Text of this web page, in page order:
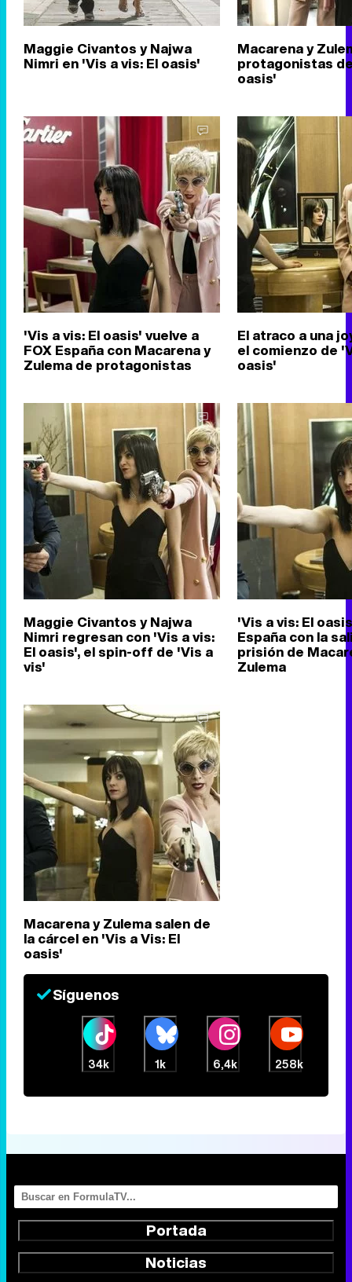
Maggie Civantos y Najwa
Nimri en 'Vis a vis: El oasis'
Macarena y
protagonistas
oasis'
'Vis a vis: El oasis' vuelve a
FOX España con Macarena y
Zulema de protagonistas
El atraco a una
el comienzo de
oasis'
Maggie Civantos y Najwa
Nimri regresan con 'Vis a vis:
El oasis', el spin-off de 'Vis a
vis'
'Vis a vis: El
España con la
prisión de
Zulema
Macarena y Zulema salen de
la cárcel en 'Vis a Vis: El
oasis'
Síguenos
34k 1k 6,4k 258k
Portada
Noticias